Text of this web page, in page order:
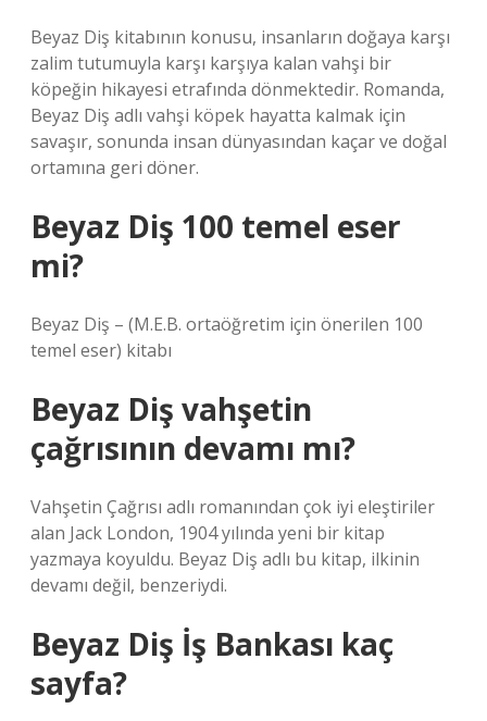
Beyaz Diş kitabının konusu, insanların doğaya karşı
zalim tutumuyla karşı karşıya kalan vahşi bir
köpeğin hikayesi etrafında dönmektedir. Romanda,
Beyaz Diş adlı vahşi köpek hayatta kalmak için
savaşır, sonunda insan dünyasından kaçar ve doğal
ortamına geri döner.
Beyaz Diş 100 temel eser
mi?
Beyaz Diş – (M.E.B. ortaöğretim için önerilen 100
temel eser) kitabı
Beyaz Diş vahşetin
çağrısının devamı mı?
Vahşetin Çağrısı adlı romanından çok iyi eleştiriler
alan Jack London, 1904 yılında yeni bir kitap
yazmaya koyuldu. Beyaz Diş adlı bu kitap, ilkinin
devamı değil, benzeriydi.
Beyaz Diş İş Bankası kaç
sayfa?